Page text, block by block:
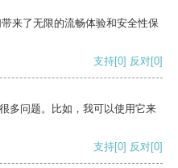
来了无限的流畅体验和安全性保
支持[0] 反对[0]
多问题。比如，我可以使用它来
支持[0] 反对[0]